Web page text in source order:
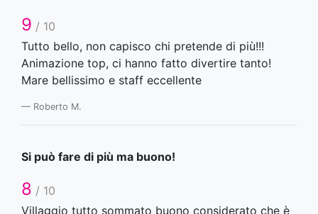
9 / 10
Tutto bello, non capisco chi pretende di più!!!
Animazione top, ci hanno fatto divertire tanto!
Mare bellissimo e staff eccellente
Roberto M.
Si può fare di più ma buono!
8 / 10
Villaggio tutto sommato buono considerato che è